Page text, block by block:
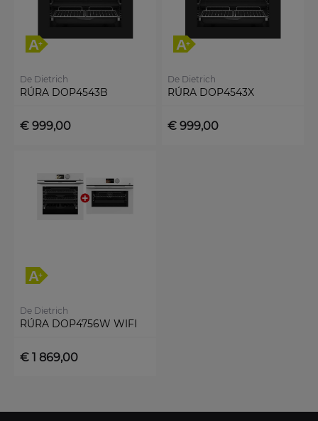
De Dietrich
RÚRA DOP4543B
€ 999,00
De Dietrich
RÚRA DOP4543X
€ 999,00
De Dietrich
RÚRA DOP4756W WIFI
€ 1 869,00